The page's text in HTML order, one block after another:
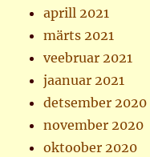
aprill 2021
märts 2021
veebruar 2021
jaanuar 2021
detsember 2020
november 2020
oktoober 2020